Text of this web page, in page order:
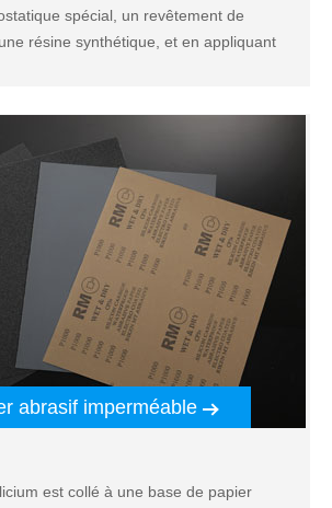
spécial, un revêtement de
résine synthétique, et en appliquant
abrasif imperméable
est collé à une base de papier